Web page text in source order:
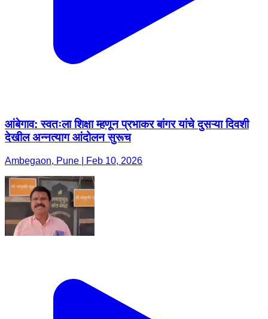
आंबेगाव: स्वतःला शिक्षा म्हणून प्रभाकर बांगर यांचे दुसऱ्या दिवशी
देखील अन्नत्याग आंदोलन सुरूच
Ambegaon, Pune | Feb 10, 2026